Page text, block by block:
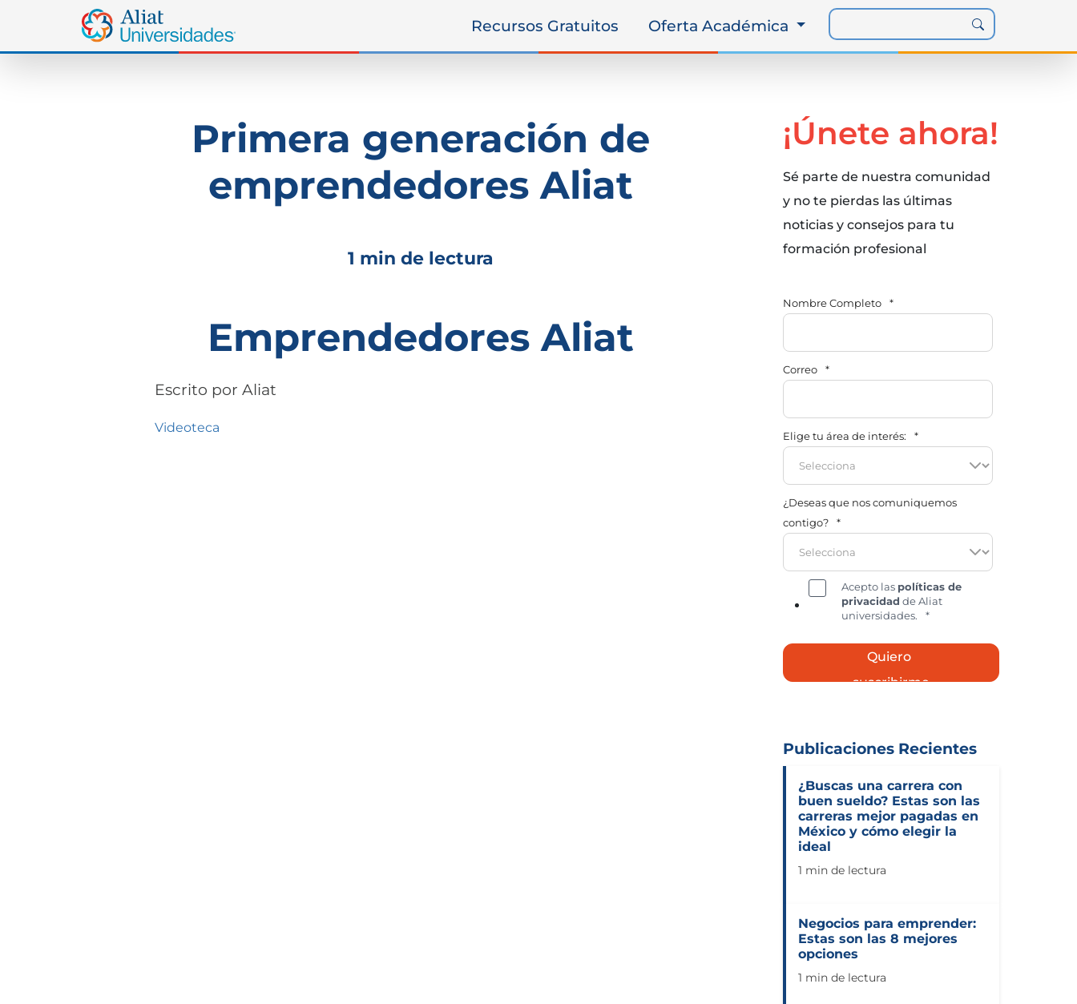
Recursos Gratuitos Oferta Académica
Primera generación de
emprendedores Aliat
1 min de lectura
Emprendedores Aliat
Escrito porAliat
Videoteca
¡Únete ahora!
Sé parte de nuestra comunidad
y no te pierdas las últimas
noticias y consejos para tu
formación profesional
Nombre Completo *
Correo *
Elige tu área de interés: *
¿Deseas que nos comuniquemos
contigo?
*
Acepto las políticas de
privacidad de Aliat
universidades.
*
Publicaciones Recientes
¿Buscas una carrera con
buen sueldo? Estas son las
carreras mejor pagadas en
México y cómo elegir la
ideal
1 min de lectura
Negocios para emprender:
Estas son las 8 mejores
opciones
1 min de lectura